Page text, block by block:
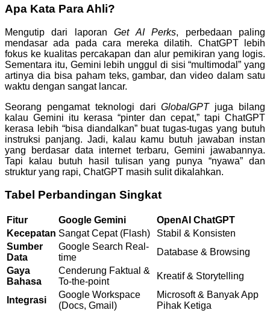
Apa Kata Para Ahli?
Mengutip dari laporanGet AI Perks, perbedaan paling
mendasar ada pada cara mereka dilatih. ChatGPT lebih
fokus ke kualitas percakapan dan alur pemikiran yang logis.
Sementara itu, Gemini lebih unggul di sisi “multimodal” yang
artinya dia bisa paham teks, gambar, dan video dalam satu
waktu dengan sangat lancar.
Seorang pengamat teknologi dariGlobalGPTjuga bilang
kalau Gemini itu kerasa “pinter dan cepat,” tapi ChatGPT
kerasa lebih “bisa diandalkan” buat tugas-tugas yang butuh
instruksi panjang. Jadi, kalau kamu butuh jawaban instan
yang berdasar data internet terbaru, Gemini jawabannya.
Tapi kalau butuh hasil tulisan yang punya “nyawa” dan
struktur yang rapi, ChatGPT masih sulit dikalahkan.
Tabel Perbandingan Singkat
Fitur Google Gemini
OpenAI ChatGPT
Kecepatan Sangat Cepat (Flash)
Stabil & Konsisten
Sumber
Data
Google Search Real-
time
Database & Browsing
Gaya
Bahasa
Cenderung Faktual &
To-the-point
Kreatif & Storytelling
Integrasi
Google Workspace
(Docs, Gmail)
Microsoft & Banyak App
Pihak Ketiga